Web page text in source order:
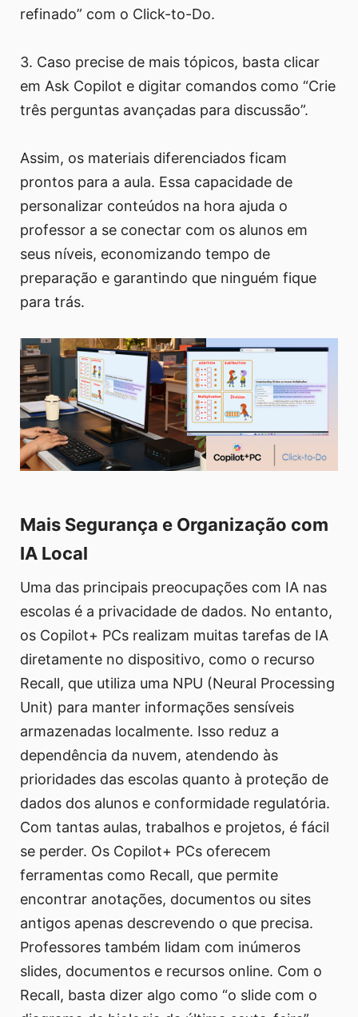
refinado” com o Click-to-Do.
3. Caso precise de mais tópicos, basta clicar
em Ask Copilot e digitar comandos como “Crie
três perguntas avançadas para discussão”.
Assim, os materiais diferenciados ficam
prontos para a aula. Essa capacidade de
personalizar conteúdos na hora ajuda o
professor a se conectar com os alunos em
seus níveis, economizando tempo de
preparação e garantindo que ninguém fique
para trás.
Mais Segurança e Organização com
IA Local
Uma das principais preocupações com IA nas
escolas é a privacidade de dados. No entanto,
os Copilot+ PCs realizam muitas tarefas de IA
diretamente no dispositivo, como o recurso
Recall, que utiliza uma NPU (Neural Processing
Unit) para manter informações sensíveis
armazenadas localmente. Isso reduz a
dependência da nuvem, atendendo às
prioridades das escolas quanto à proteção de
dados dos alunos e conformidade regulatória.
Com tantas aulas, trabalhos e projetos, é fácil
se perder. Os Copilot+ PCs oferecem
ferramentas como Recall, que permite
encontrar anotações, documentos ou sites
antigos apenas descrevendo o que precisa.
Professores também lidam com inúmeros
slides, documentos e recursos online. Com o
Recall, basta dizer algo como “o slide com o